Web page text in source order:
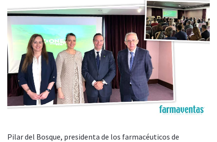
Pilar del Bosque, presidenta de los farmacéuticos de